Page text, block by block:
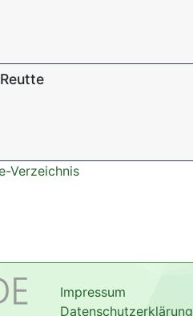
Verzeichnis
Impressum
Datenschutzerklärung